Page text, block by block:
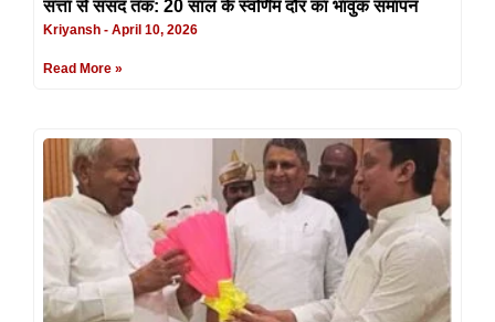
सत्ता से संसद तक: 20 साल के स्वर्णिम दौर का भावुक समापन
Kriyansh April 10, 2026
Read More »